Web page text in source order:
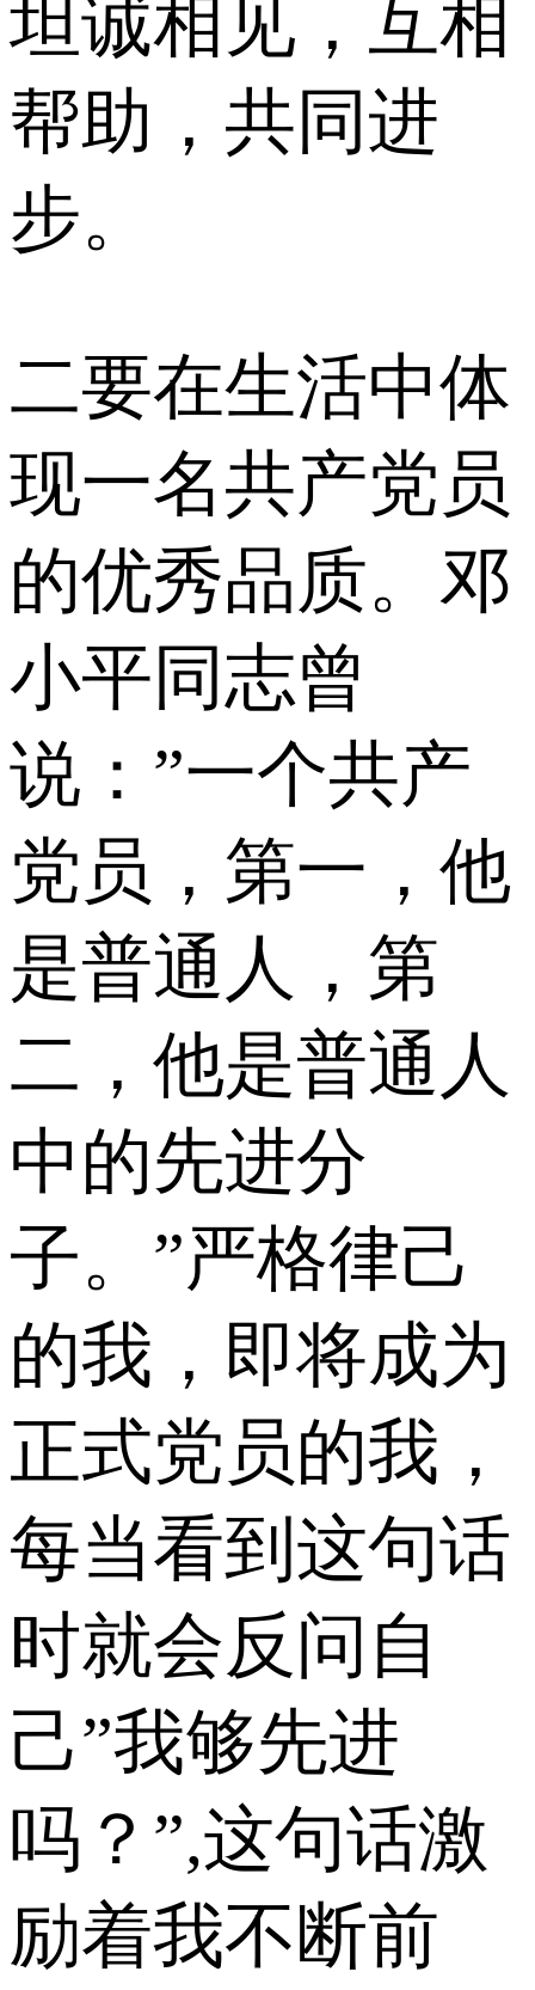
坦诚相见，互相
帮助，共同进
步。
二要在生活中体
现一名共产党员
的优秀品质。邓
小平同志曾
说：”一个共产
党员，第一，他
是普通人，第
二，他是普通人
中的先进分
子。”严格律己
的我，即将成为
正式党员的我，
每当看到这句话
时就会反问自
己”我够先进
吗？”,这句话激
励着我不断前